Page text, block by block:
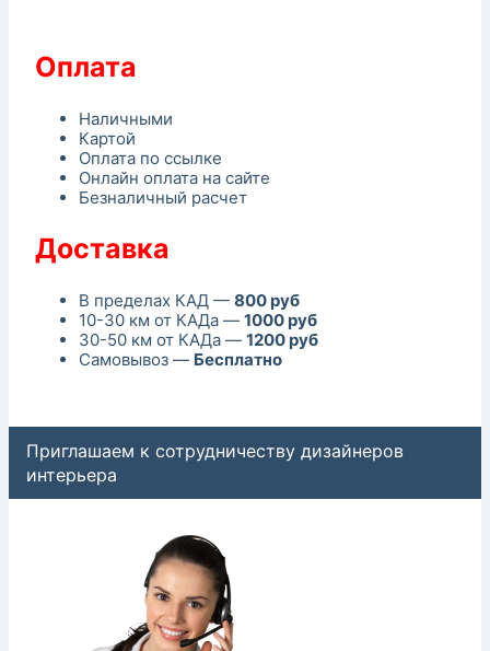
Оплата
Наличными
Картой
Оплата по ссылке
Онлайн оплата на сайте
Безналичный расчет
Доставка
В пределах КАД — 800 руб
10-30 км от КАДа — 1000 руб
30-50 км от КАДа — 1200 руб
Самовывоз — Бесплатно
Приглашаем к сотрудничеству дизайнеров
интерьера